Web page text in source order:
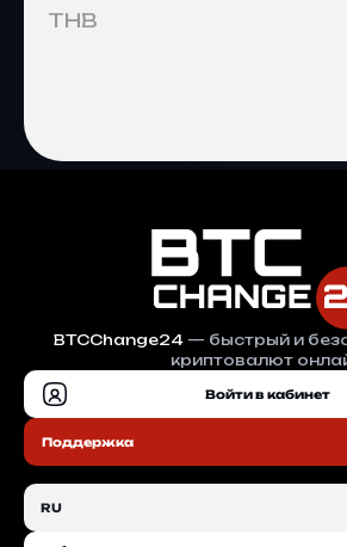
THB
BTCChange24— быстрый и
криптовалют
Войти в кабинет
Поддержка
RU